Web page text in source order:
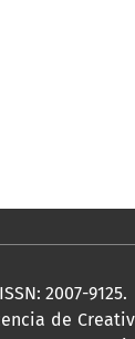
2007-9125.
de